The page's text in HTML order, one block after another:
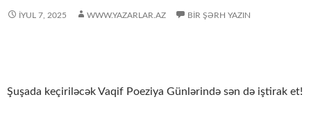
İYUL 7, 2025 WWW.YAZARLAR.AZ BIR ŞƏRH YAZIN
Şuşada keçiriləcək Vaqif Poeziya Günlərində sən də iştirak et!